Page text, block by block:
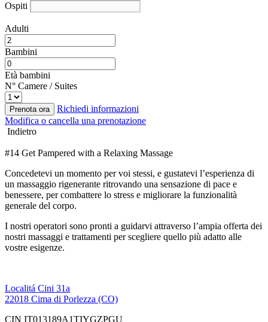
Ospiti
Adulti
Bambini
Età bambini
N° Camere / Suites
Prenota ora
Richiedi informazioni
Modifica o cancella una prenotazione
Indietro
#14 Get Pampered with a Relaxing Massage
Concedetevi un momento per voi stessi, e gustatevi l’esperienza di
un massaggio rigenerante ritrovando una sensazione di pace e
benessere, per combattere lo stress e migliorare la funzionalità
generale del corpo.
I nostri operatori sono pronti a guidarvi attraverso l’ampia offerta dei
nostri massaggi e trattamenti per scegliere quello più adatto alle
vostre esigenze.
Localitá Cini 31a
22018 Cima di Porlezza (CO)
CIN IT013189A1TIYGZPGU